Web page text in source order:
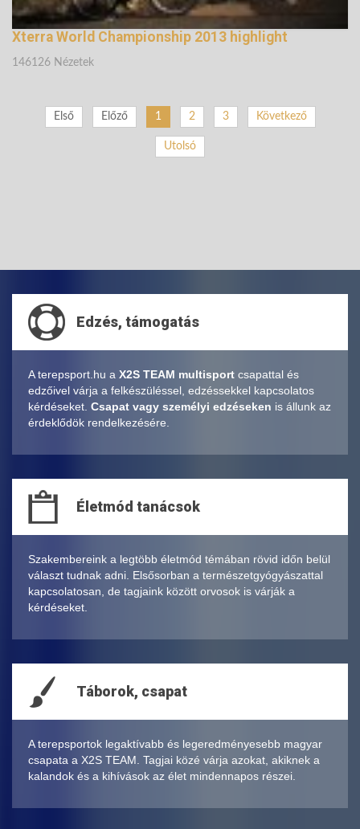
Xterra World Championship 2013 highlight
146126 Nézetek
Első Előző 1 2 3 Következő
Utolsó
Edzés, támogatás
A terepsport.hu a X2S TEAM multisport csapattal és
edzőivel várja a felkészüléssel, edzéssekkel kapcsolatos
kérdéseket. Csapat vagy személyi edzéseken is állunk az
érdeklődök rendelkezésére.
Életmód tanácsok
Szakembereink a legtöbb életmód témában rövid időn belül
választ tudnak adni. Elsősorban a természetgyógyászattal
kapcsolatosan, de tagjaink között orvosok is várják a
kérdéseket.
Táborok, csapat
A terepsportok legaktívabb és legeredményesebb magyar
csapata a X2S TEAM. Tagjai közé várja azokat, akiknek a
kalandok és a kihívások az élet mindennapos részei.